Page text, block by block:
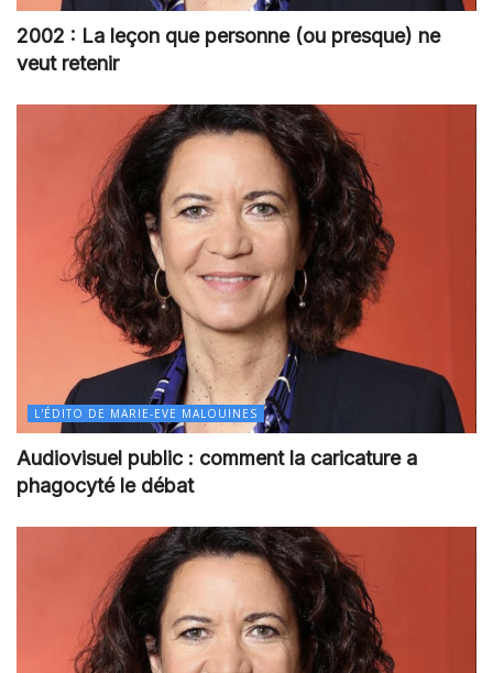
2002 : La leçon que personne (ou presque) ne
veut retenir
L'ÉDITO DE MARIE-EVE MALOUINES
Audiovisuel public : comment la caricature a
phagocyté le débat